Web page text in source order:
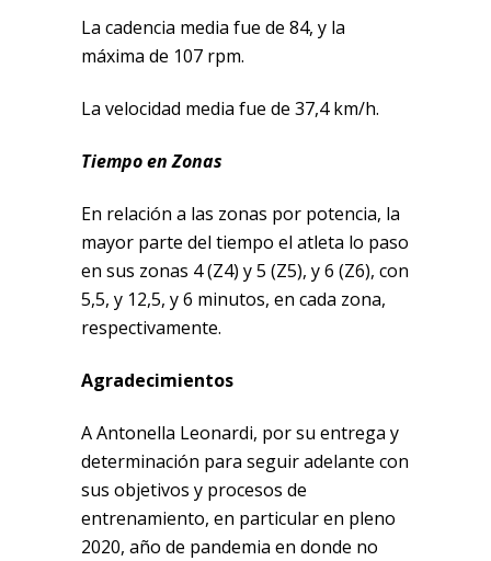
La cadencia media fue de 84, y la
máxima de 107 rpm.
La velocidad media fue de 37,4 km/h.
Tiempo en Zonas
En relación a las zonas por potencia, la
mayor parte del tiempo el atleta lo paso
en sus zonas 4 (Z4) y 5 (Z5), y 6 (Z6), con
5,5, y 12,5, y 6 minutos, en cada zona,
respectivamente.
Agradecimientos
A Antonella Leonardi, por su entrega y
determinación para seguir adelante con
sus objetivos y procesos de
entrenamiento, en particular en pleno
2020, año de pandemia en donde no